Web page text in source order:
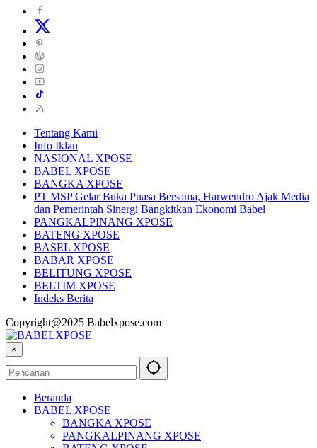
Tentang Kami
Info Iklan
NASIONAL XPOSE
BABEL XPOSE
BANGKA XPOSE
PT MSP Gelar Buka Puasa Bersama, Harwendro Ajak Media
dan Pemerintah Sinergi Bangkitkan Ekonomi Babel
PANGKALPINANG XPOSE
BATENG XPOSE
BASEL XPOSE
BABAR XPOSE
BELITUNG XPOSE
BELTIM XPOSE
Indeks Berita
Copyright@2025 Babelxpose.com
×
Beranda
BABEL XPOSE
BANGKA XPOSE
PANGKALPINANG XPOSE